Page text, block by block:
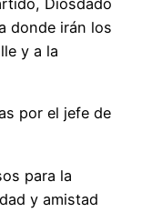
donde irán los
y a la
por el jefe de
para la
y amistad